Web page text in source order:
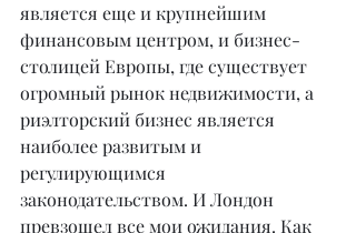
является еще и крупнейшим
финансовым центром, и бизнес-
столицей Европы, где существует
огромный рынок недвижимости, а
риэлторский бизнес является
наиболее развитым и
регулирующимся
законодательством. И Лондон
превзошел все мои ожидания. Как